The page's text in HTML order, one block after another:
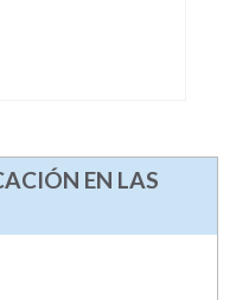
EN LAS